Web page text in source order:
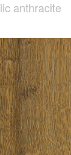
anthracite